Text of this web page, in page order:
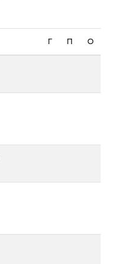
Г П О